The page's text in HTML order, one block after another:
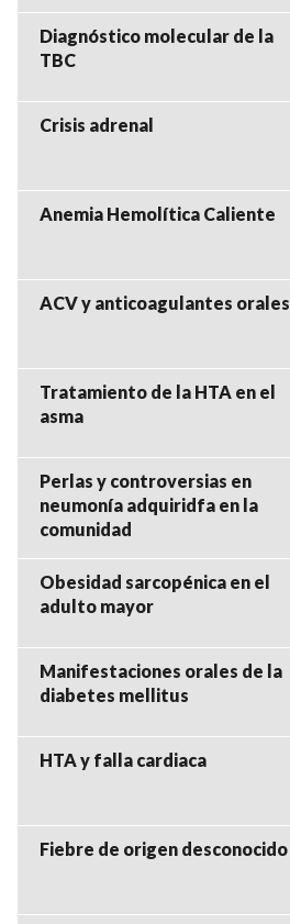
Diagnóstico molecular de la
TBC
Crisis adrenal
Anemia Hemolítica Caliente
ACV y anticoagulantes orales
Tratamiento de la HTA en el
asma
Perlas y controversias en
neumonía adquiridfa en la
comunidad
Obesidad sarcopénica en el
adulto mayor
Manifestaciones orales de la
diabetes mellitus
HTA y falla cardiaca
Fiebre de origen desconocido